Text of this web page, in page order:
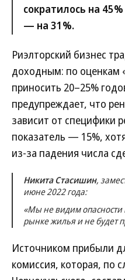
сократилось на
— на 31%.
Риэлторский бизнес
доходным: по
приносить 20–25%
предупреждает, что
зависит от специфики
показатель — 15%,
из-за падения числа
Никита Стасишин,
июне 2022 года:
«Мы не видим опасности
рынке жилья и не будет
Источником прибыли
комиссия, которая, по